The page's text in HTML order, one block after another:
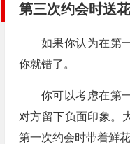
第三次约会时送花
如果你认为在第
你就错了。
你可以考虑在第
对方留下负面印象。
第一次约会时带着鲜